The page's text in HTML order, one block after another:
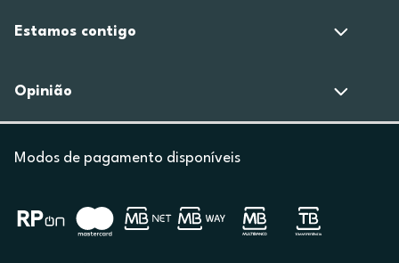
Estamos contigo
Opinião
Modos de pagamento disponíveis